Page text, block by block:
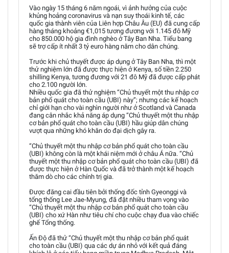
Vào ngày 15 tháng 6 năm ngoái, vì ảnh hưởng của cuộc
khủng hoảng coronavirus và nạn suy thoái kinh tế, các
quốc gia thành viên của Liên hợp Châu Âu (EU) đã cung cấp
hàng tháng khoảng €1,015 tương đương với 1.145 đô Mỹ
cho 850.000 hộ gia đình nghèo ở Tây Ban Nha. Tiểu bang
sẽ trợ cấp ít nhất 3 tỷ euro hàng năm cho dân chúng.
Trước khi chủ thuyết được áp dụng ở Tây Ban Nha, thì một
thử nghiệm lớn đã được thực hiện ở Kenya, số tiền 2.250
shilling Kenya, tương đương với 21 đô Mỹ đã được cấp phát
cho 2.100 người lớn.
Nhiều quốc gia đã thử nghiệm “Chủ thuyết một thu nhập cơ
bản phổ quát cho toàn cầu (UBI) này”; nhưng các kế hoạch
chỉ giới hạn cho vài nghìn người như ở Scotland và Canada
đang cân nhắc khả năng áp dụng “Chủ thuyết một thu nhập
cơ bản phổ quát cho toàn cầu (UBI) hầu giúp dân chúng
vượt qua những khó khăn do đại dịch gây ra.
“Chủ thuyết một thu nhập cơ bản phổ quát cho toàn cầu
(UBI) không còn là một khái niệm mới ở châu Á nữa. “Chủ
thuyết một thu nhập cơ bản phổ quát cho toàn cầu (UBI) đã
được thực hiện ở Hàn Quốc và đã trở thành một kế hoạch
thăm dò cho các chính trị gia.
Được đăng cai đầu tiên bởi thống đốc tỉnh Gyeonggi và
tổng thống Lee Jae-Myung, đã đặt nhiều tham vọng vào
“Chủ thuyết một thu nhập cơ bản phổ quát cho toàn cầu
(UBI) cho xứ Hàn như tiêu chí cho cuộc chạy đua vào chiếc
ghế Tổng thống.
Ấn Độ đã thử “Chủ thuyết một thu nhập cơ bản phổ quát
cho toàn cầu (UBI) qua các dự án nhỏ với kết quả đáng